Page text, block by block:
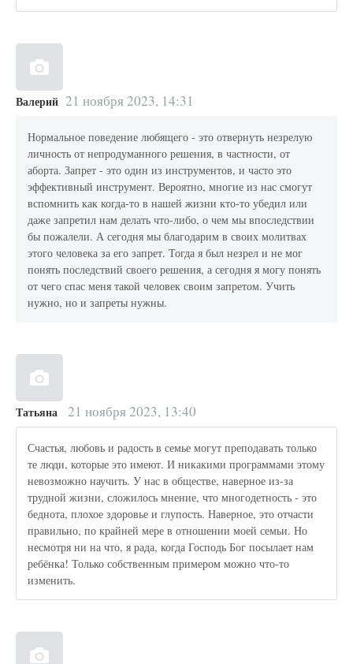
Валерий 21 ноября 2023, 14:31
Нормальное поведение любящего - это отвернуть незрелую
личность от непродуманного решения, в частности, от
аборта. Запрет - это один из инструментов, и часто это
эффективный инструмент. Вероятно, многие из нас смогут
вспомнить как когда-то в нашей жизни кто-то убедил или
даже запретил нам делать что-либо, о чем мы впоследствии
бы пожалели. А сегодня мы благодарим в своих молитвах
этого человека за его запрет. Тогда я был незрел и не мог
понять последствий своего решения, а сегодня я могу понять
от чего спас меня такой человек своим запретом. Учить
нужно, но и запреты нужны.
Татьяна 21 ноября 2023, 13:40
Счастья, любовь и радость в семье могут преподавать только
те люди, которые это имеют. И никакими программами этому
невозможно научить. У нас в обществе, наверное из-за
трудной жизни, сложилось мнение, что многодетность - это
беднота, плохое здоровье и глупость. Наверное, это отчасти
правильно, по крайней мере в отношении моей семьи. Но
несмотря ни на что, я рада, когда Господь Бог посылает нам
ребёнка! Только собственным примером можно что-то
изменить.